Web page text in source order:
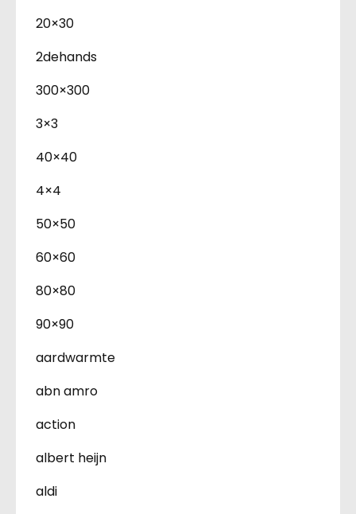
20×30
2dehands
300×300
3×3
40×40
4×4
50×50
60×60
80×80
90×90
aardwarmte
abn amro
action
albert heijn
aldi